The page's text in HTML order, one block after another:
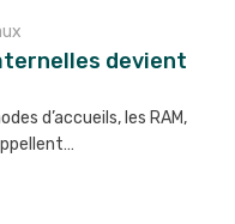
devient
d’accueils, les RAM,